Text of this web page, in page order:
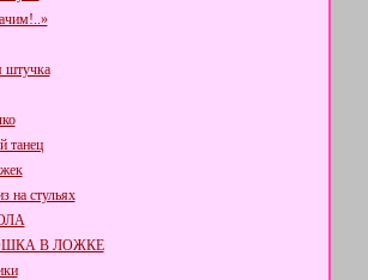
штучка
танец
на стульях
В ЛОЖКЕ